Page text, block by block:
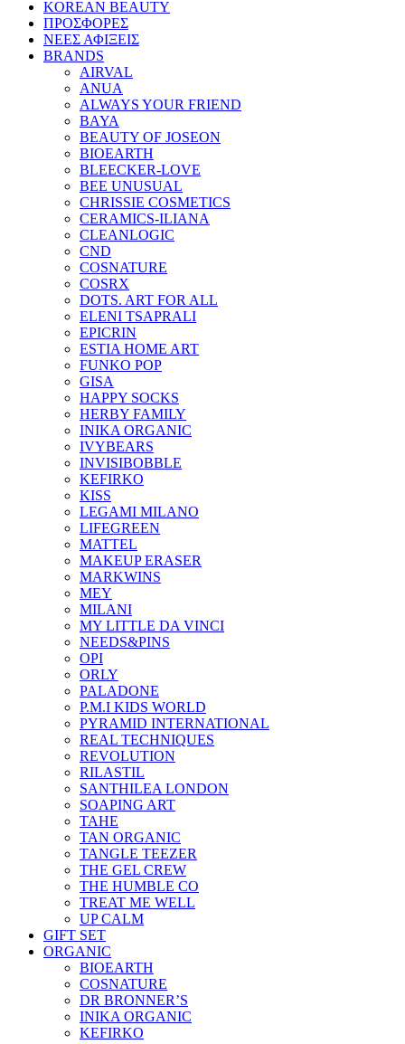
KOREAN BEAUTY
ΠΡΟΣΦΟΡΕΣ
ΝΕΕΣ ΑΦΙΞΕΙΣ
BRANDS
AIRVAL
ANUA
ALWAYS YOUR FRIEND
BAYA
BEAUTY OF JOSEON
BIOEARTH
BLEECKER-LOVE
BEE UNUSUAL
CHRISSIE COSMETICS
CERAMICS-ILIANA
CLEANLOGIC
CND
COSNATURE
COSRX
DOTS. ART FOR ALL
ELENI TSAPRALI
EPICRIN
ESTIA HOME ART
FUNKO POP
GISA
HAPPY SOCKS
HERBY FAMILY
INIKA ORGANIC
IVYBEARS
INVISIBOBBLE
KEFIRKO
KISS
LEGAMI MILANO
LIFEGREEN
MATTEL
MAKEUP ERASER
MARKWINS
MEY
MILANI
MY LITTLE DA VINCI
NEEDS&PINS
OPI
ORLY
PALADONE
P.M.I KIDS WORLD
PYRAMID INTERNATIONAL
REAL TECHNIQUES
REVOLUTION
RILASTIL
SANTHILEA LONDON
SOAPING ART
TAHE
TAN ORGANIC
TANGLE TEEZER
THE GEL CREW
THE HUMBLE CO
TREAT ME WELL
UP CALM
GIFT SET
ORGANIC
BIOEARTH
COSNATURE
DR BRONNER’S
INIKA ORGANIC
KEFIRKO